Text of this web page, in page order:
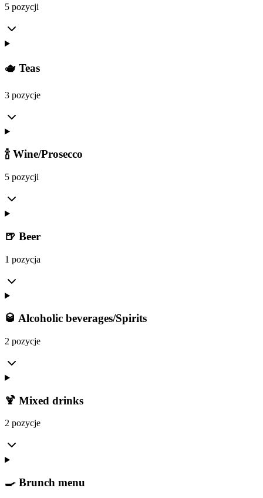
5 pozycji
🫖 Teas
3 pozycje
🍾 Wine/Prosecco
5 pozycji
🍺 Beer
1 pozycja
🥃 Alcoholic beverages/Spirits
2 pozycje
🍹 Mixed drinks
2 pozycje
🍳 Brunch menu